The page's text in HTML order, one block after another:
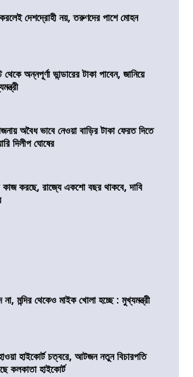
দেশদ্রোহী নয়, তরুণদের পাশে মোহন
অন্নপূর্ণা ভান্ডারের টাকা পাবেন, জানিয়ে
অবৈধ ভাবে নেওয়া বাড়ির টাকা ফেরত দিতে
দিলীপ ঘোষের
কাজ করছে, রাজ্যে একশো বছর থাকবে, দাবি
মন্দির থেকেও মাইক খোলা হচ্ছে : মুখ্যমন্ত্রী
হাইকোর্ট চত্বরে, আটজন নতুন বিচারপতি
কলকাতা হাইকোর্ট